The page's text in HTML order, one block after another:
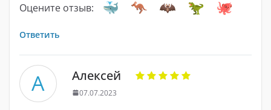
Оцените отзыв:
Ответить
А Алексей
07.07.2023